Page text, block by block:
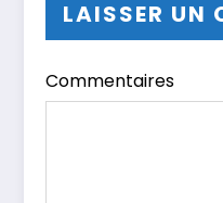
LAISSER UN
Commentaires